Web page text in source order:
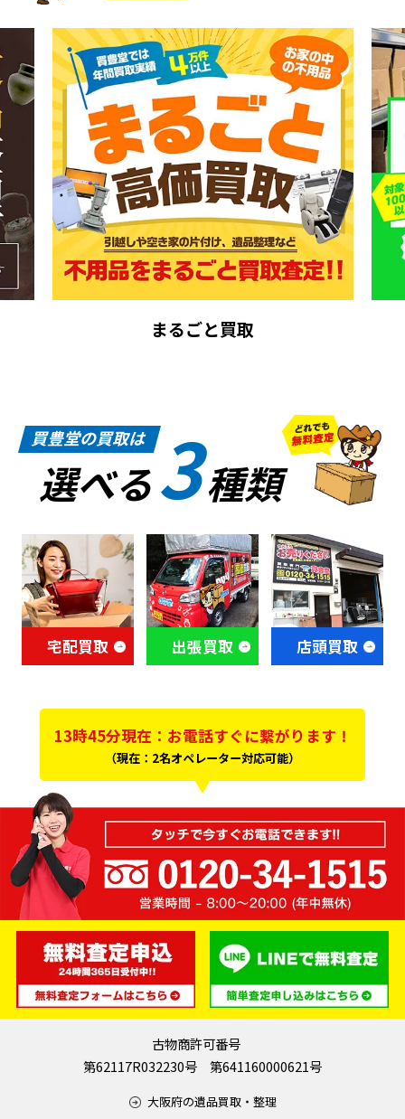
まるごと買取
買豊堂の買取は
選べる3種類
宅配買取 出張買取 店頭買取
13時45分現在：お電話すぐに繋がります！
（現在：2名オペレーター対応可能）
古物商許可番号
第62117R032230号 第641160000621号
大阪府の遺品買取・整理